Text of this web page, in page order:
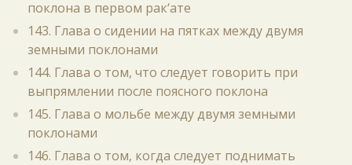
поклона в первом рак‘ате
143. Глава о сидении на пятках между двумя
земными поклонами
144. Глава о том, что следует говорить при
выпрямлении после поясного поклона
145. Глава о мольбе между двумя земными
поклонами
146. Глава о том, когда следует поднимать